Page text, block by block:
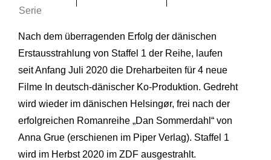
Serie
Nach dem überragenden Erfolg der dänischen
Erstausstrahlung von Staffel 1 der Reihe, laufen
seit Anfang Juli 2020 die Dreharbeiten für 4 neue
Filme In deutsch-dänischer Ko-Produktion. Gedreht
wird wieder im dänischen Helsingør, frei nach der
erfolgreichen Romanreihe „Dan Sommerdahl“ von
Anna Grue (erschienen im Piper Verlag). Staffel 1
wird im Herbst 2020 im ZDF ausgestrahlt.